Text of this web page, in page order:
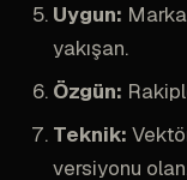
Uygun:
yakışan.
Özgün:
Teknik:
versiyonu